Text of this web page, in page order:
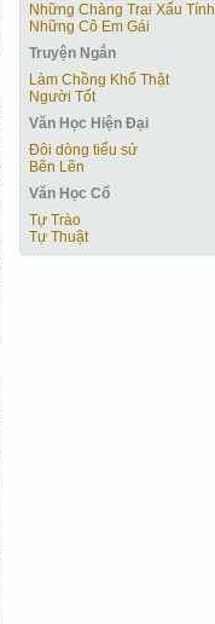
Những Chàng Trai Xấu Tính
Những Cô Em Gái
Truyện Ngắn
Làm Chồng Khổ Thật
Người Tốt
Văn Học Hiện Ðại
Đôi dòng tiểu sử
Bẽn Lẽn
Văn Học Cổ
Tự Trào
Tự Thuật